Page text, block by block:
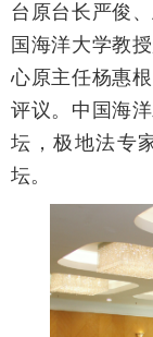
台原台长严俊
国海洋大学教
心原主任杨惠
评议。中国海
坛，极地法专
坛。